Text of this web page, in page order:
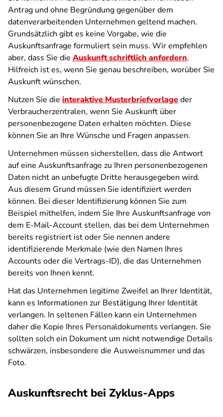
Antrag und ohne Begründung gegenüber dem
datenverarbeitenden Unternehmen geltend machen.
Grundsätzlich gibt es keine Vorgabe, wie die
Auskunftsanfrage formuliert sein muss. Wir empfehlen
aber, dass Sie die Auskunft schriftlich anfordern.
Hilfreich ist es, wenn Sie genau beschreiben, worüber Sie
Auskunft wünschen.
Nutzen Sie die interaktive Musterbriefvorlageder
Verbraucherzentralen, wenn Sie Auskunft über
personenbezogene Daten erhalten möchten. Diese
können Sie an Ihre Wünsche und Fragen anpassen.
Unternehmen müssen sicherstellen, dass die Antwort
auf eine Auskunftsanfrage zu Ihren personenbezogenen
Daten nicht an unbefugte Dritte herausgegeben wird.
Aus diesem Grund müssen Sie identifiziert werden
können. Bei dieser Identifizierung können Sie zum
Beispiel mithelfen, indem Sie Ihre Auskunftsanfrage von
dem E-Mail-Account stellen, das bei dem Unternehmen
bereits registriert ist oder Sie nennen andere
identifizierende Merkmale (wie den Namen Ihres
Accounts oder die Vertrags-ID), die das Unternehmen
bereits von Ihnen kennt.
Hat das Unternehmen legitime Zweifel an Ihrer Identität,
kann es Informationen zur Bestätigung Ihrer Identität
verlangen. In seltenen Fällen kann ein Unternehmen
daher die Kopie Ihres Personaldokuments verlangen. Sie
sollten solch ein Dokument um nicht notwendige Details
schwärzen, insbesondere die Ausweisnummer und das
Foto.
Auskunftsrecht bei Zyklus-Apps